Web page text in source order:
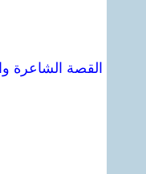
القصة الشاعرة